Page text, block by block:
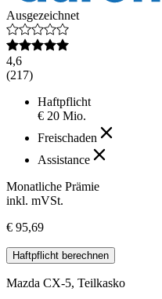
Ausgezeichnet
4,6
(217)
Haftpflicht
€ 20 Mio.
Freischaden
Assistance
Monatliche Prämie
inkl. mVSt.
€ 95,69
Haftpflicht berechnen
Mazda CX-5, Teilkasko